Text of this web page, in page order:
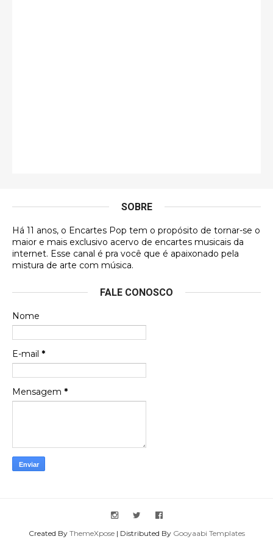
DVD MIDINHO
Francierton
futuras aquisições, e olhando o encarte aqui, me
Francierton
Espero que tenham sentido minha falta, informo
que estou de volta para trazer mais contribuições
SOBRE
Há 11 anos, o Encartes Pop tem o propósito de tornar-se o
maior e mais exclusivo acervo de encartes musicais da
internet. Esse canal é pra você que é apaixonado pela
mistura de arte com música.
FALE CONOSCO
Nome
E-mail *
Mensagem *
Created By ThemeXpose| Distributed By Gooyaabi Templates